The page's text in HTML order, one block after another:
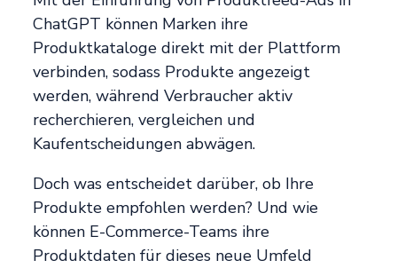
ChatGPT können Marken ihre
Produktkataloge direkt mit der Plattform
verbinden, sodass Produkte angezeigt
werden, während Verbraucher aktiv
recherchieren, vergleichen und
Kaufentscheidungen abwägen.
Doch was entscheidet darüber, ob Ihre
Produkte empfohlen werden? Und wie
können E-Commerce-Teams ihre
Produktdaten für dieses neue Umfeld